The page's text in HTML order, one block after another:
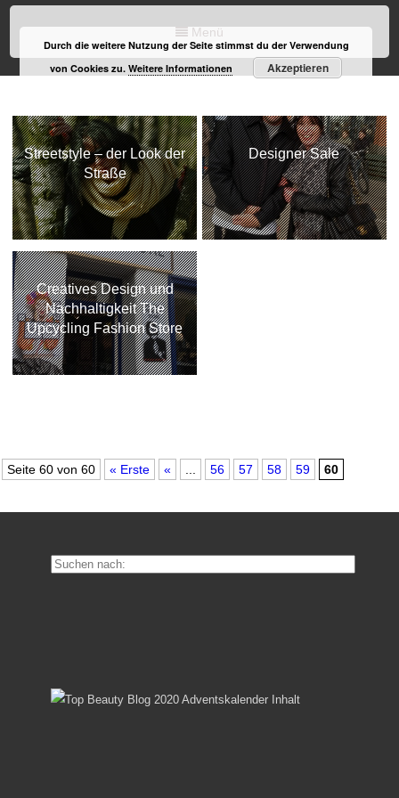
Menü
Streetstyle – der Look der
Straße
Designer Sale
Creatives Design und
Nachhaltigkeit The
Upcycling Fashion Store
Seite 60 von 60 « Erste « 56 57 58 59 60
Durch die weitere Nutzung der Seite stimmst du der Verwendung
von Cookies zu.Weitere Informationen Akzeptieren